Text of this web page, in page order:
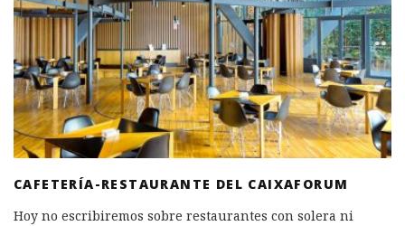
CAFETERÍA-RESTAURANTE DEL CAIXAFORUM
Hoy no escribiremos sobre restaurantes con solera ni